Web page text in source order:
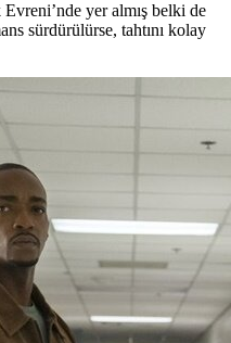
yer almış belki de
sürdürülürse, tahtını kolay